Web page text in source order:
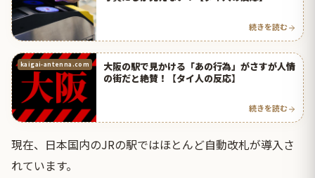
続きを読む
kaigai-antenna.com
大阪の駅で見かける「あの行為」がさすが人情
の街だと絶賛！【タイ人の反応】
続きを読む
現在、日本国内のJRの駅ではほとんど自動改札が導入さ
れています。